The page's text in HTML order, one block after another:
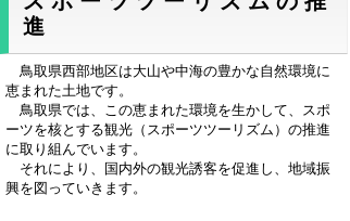
進
鳥取県西部地区は大山や中海の豊かな自然環境に
恵まれた土地です。
鳥取県では、この恵まれた環境を生かして、スポ
ーツを核とする観光（スポーツツーリズム）の推進
に取り組んでいます。
それにより、国内外の観光誘客を促進し、地域振
興を図っていきます。